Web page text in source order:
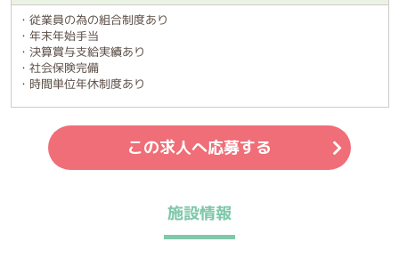
・従業員の為の組合制度あり
・年末年始手当
・決算賞与支給実績あり
・社会保険完備
・時間単位年休制度あり
この求人へ応募する
施設情報